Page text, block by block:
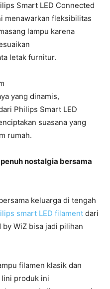
Smart LED Connected
menawarkan fleksibilitas
lampu karena
letak furnitur.
yang dinamis,
Philips Smart LED
suasana yang
rumah.
nostalgia bersama
keluarga di tengah
smart LED filament dari
WiZ bisa jadi pilihan
filamen klasik dan
produk ini